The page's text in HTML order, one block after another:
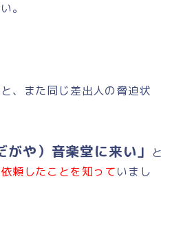
。
、また同じ差出人の脅迫状
がや）音楽堂に来い」 と
頼したことを知っていまし